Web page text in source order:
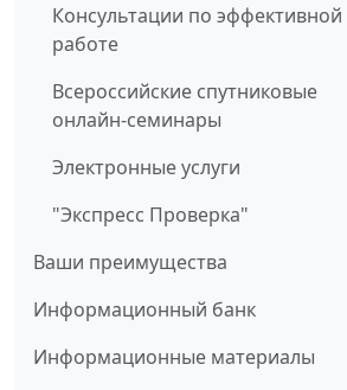
Консультации по эффективной
работе
Всероссийские спутниковые
онлайн-семинары
Электронные услуги
"Экспресс Проверка"
Ваши преимущества
Информационный банк
Информационные материалы